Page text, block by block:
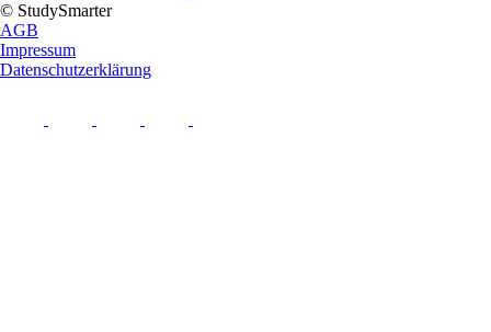
© StudySmarter
AGB
Impressum
Datenschutzerklärung